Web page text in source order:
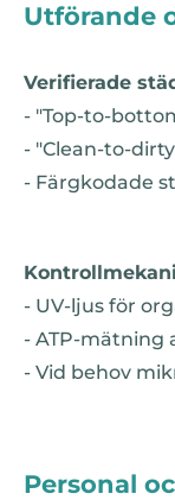
Utförande
Verifierade
- "Top-to-
- "Clean-to-
- Färgkodade
- UV-ljus för
- ATP-mätning
- Vid behov
Personal